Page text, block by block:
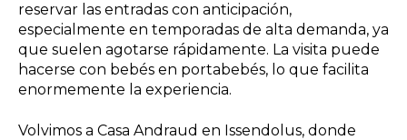
reservar las entradas con anticipación,
especialmente en temporadas de alta demanda, ya
que suelen agotarse rápidamente. La visita puede
hacerse con bebés en portabebés, lo que facilita
enormemente la experiencia.
Volvimos a Casa Andraud en Issendolus, donde